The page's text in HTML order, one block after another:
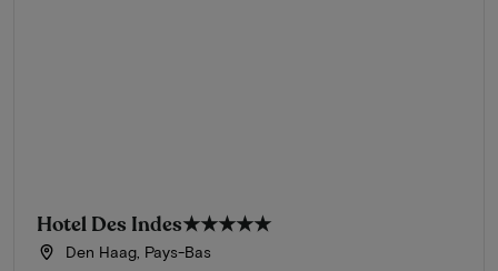
Hotel Des Indes★★★★★
Den Haag, Pays-Bas